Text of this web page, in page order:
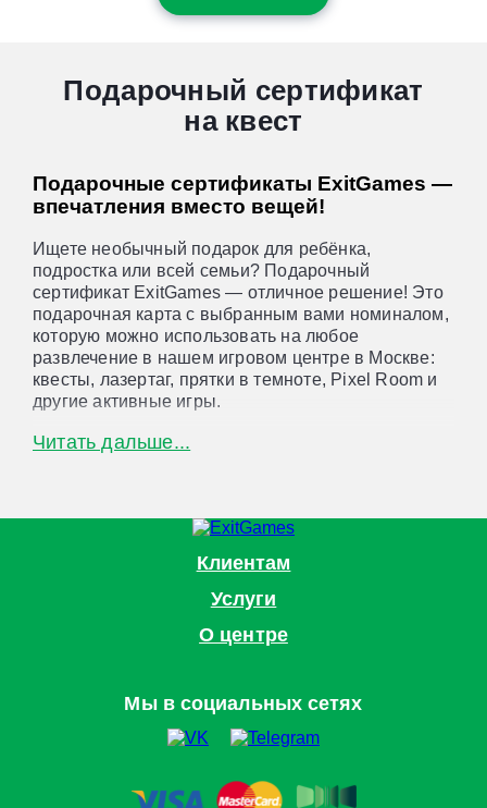
Подарочный сертификат
на квест
Подарочные сертификаты ExitGames —
впечатления вместо вещей!
Ищете необычный подарок для ребёнка,
подростка или всей семьи? Подарочный
сертификат ExitGames — отличное решение! Это
подарочная карта с выбранным вами номиналом,
которую можно использовать на любое
развлечение в нашем игровом центре в Москве:
квесты, лазертаг, прятки в темноте, Pixel Room и
другие активные игры.
Почему стоит выбрать сертификат ExitGames:
Подарок на любой случай: день рождения,
выпускной, сюрприз без повода.
Варианты на выбор: пластиковая карта или
Быстрая доставка курьером или на email.
эмоции — с сертификатом ExitGames в Москве!
Читать дальше...
Клиентам
Услуги
О центре
Мы в социальных сетях